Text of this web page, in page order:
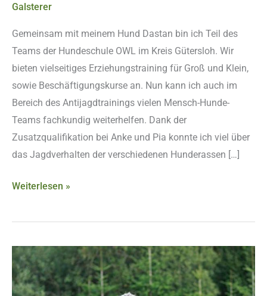
Galsterer
Gemeinsam mit meinem Hund Dastan bin ich Teil des
Teams der Hundeschule OWL im Kreis Gütersloh. Wir
bieten vielseitiges Erziehungstraining für Groß und Klein,
sowie Beschäftigungskurse an. Nun kann ich auch im
Bereich des Antijagdtrainings vielen Mensch-Hunde-
Teams fachkundig weiterhelfen. Dank der
Zusatzqualifikation bei Anke und Pia konnte ich viel über
das Jagdverhalten der verschiedenen Hunderassen […]
Weiterlesen »
Nadine
Härtel